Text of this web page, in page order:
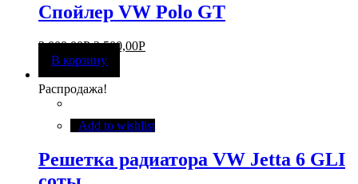
Спойлер VW Polo GT
3 000,00Р 2 500,00Р
В корзину
Распродажа!
Add to wishlist
Решетка радиатора VW Jetta 6 GLI